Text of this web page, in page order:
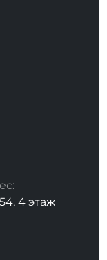
4 этаж